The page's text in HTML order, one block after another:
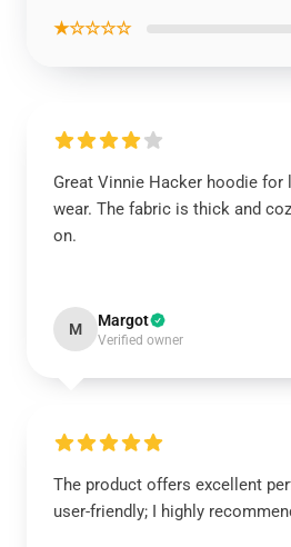
★☆☆☆☆
Great Vinnie Hacker hoodie for
wear. The fabric is thick and
on.
M Margot
Verified owner
The product offers excellent
user-friendly; I highly